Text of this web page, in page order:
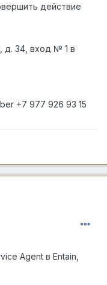
действие
д. 34, вход № 1 в
+7 977 926 93 15
Agent в Entain,